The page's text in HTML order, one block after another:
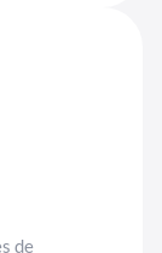
de